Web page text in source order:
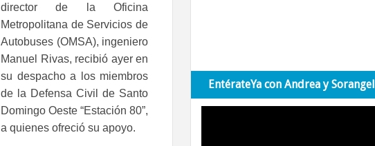
director de la Oficina
Metropolitana de Servicios de
Autobuses (OMSA), ingeniero
Manuel Rivas, recibió ayer en
su despacho a los miembros
de la Defensa Civil de Santo
Domingo Oeste “Estación 80”,
a quienes ofreció su apoyo.
EntérateYa con Andrea y Sorangel